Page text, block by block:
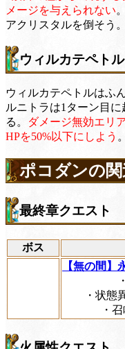
メージを与えられない
アクリスタルを倒そう。
ウィルカテペト
ウィルカテペトルはふ
ルニトラは1ターン目
る。
ダメージ無効エリ
HPを50%以下にしよう 。
ポコダンの
最終章クエスト
ボス
【無の間】
・状態
・